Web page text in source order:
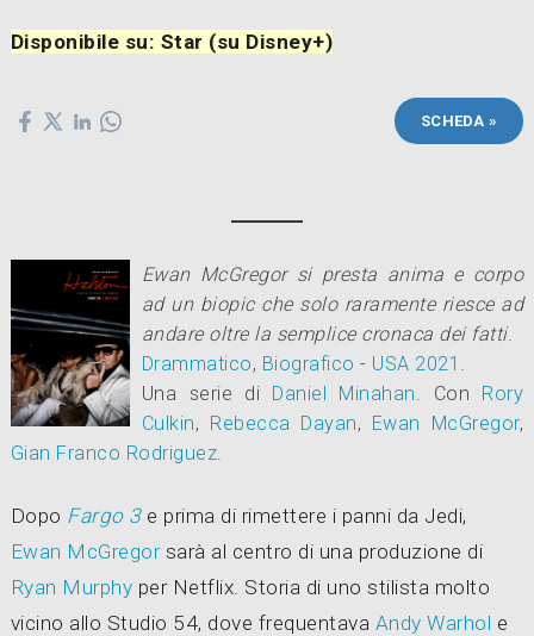
Disponibile su: Star (su Disney+)
SCHEDA »
Ewan McGregor si presta anima e corpo
ad un biopic che solo raramente riesce ad
andare oltre la semplice cronaca dei fatti.
Drammatico, Biografico - USA 2021
Una serie di Daniel Minahan Con Rory
Culkin, Rebecca Dayan, Ewan McGregor,
Gian Franco Rodriguez
Dopo Fargo 3 e prima di rimettere i panni da Jedi,
Ewan McGregorsarà al centro di una produzione di
Ryan Murphy per Netflix. Storia di uno stilista molto
vicino allo Studio 54, dove frequentava Andy Warhol e